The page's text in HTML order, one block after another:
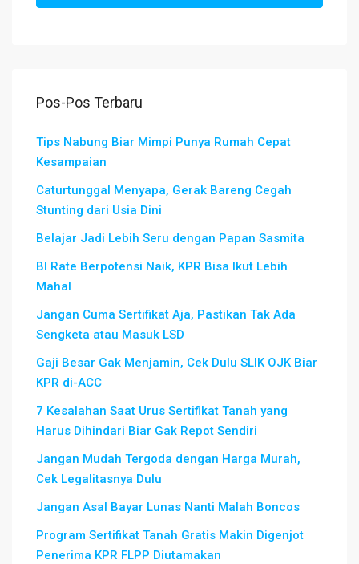
Pos-Pos Terbaru
Tips Nabung Biar Mimpi Punya Rumah Cepat
Kesampaian
Caturtunggal Menyapa, Gerak Bareng Cegah
Stunting dari Usia Dini
Belajar Jadi Lebih Seru dengan Papan Sasmita
BI Rate Berpotensi Naik, KPR Bisa Ikut Lebih
Mahal
Jangan Cuma Sertifikat Aja, Pastikan Tak Ada
Sengketa atau Masuk LSD
Gaji Besar Gak Menjamin, Cek Dulu SLIK OJK Biar
KPR di-ACC
7 Kesalahan Saat Urus Sertifikat Tanah yang
Harus Dihindari Biar Gak Repot Sendiri
Jangan Mudah Tergoda dengan Harga Murah,
Cek Legalitasnya Dulu
Jangan Asal Bayar Lunas Nanti Malah Boncos
Program Sertifikat Tanah Gratis Makin Digenjot
Penerima KPR FLPP Diutamakan